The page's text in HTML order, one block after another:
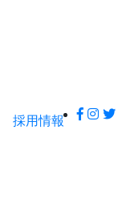
採用情報